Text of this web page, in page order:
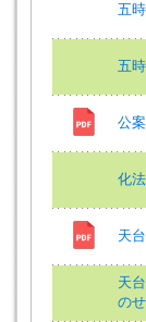
五
五
公
化
天
天
の